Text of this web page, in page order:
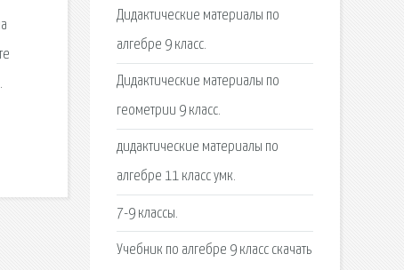
Дидактические материалы по
алгебре 9 класс.
Дидактические материалы по
геометрии 9 класс.
дидактические материалы по
алгебре 11 класс умк.
7-9 классы.
Учебник по алгебре 9 класс скачать